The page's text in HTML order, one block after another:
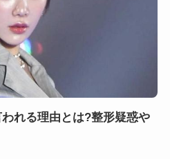
れる理由とは?整形疑惑や